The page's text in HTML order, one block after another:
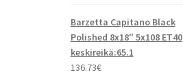
Barzetta Capitano Black
Polished 8x18" 5x108 ET40
keskireikä:65.1
136.73€